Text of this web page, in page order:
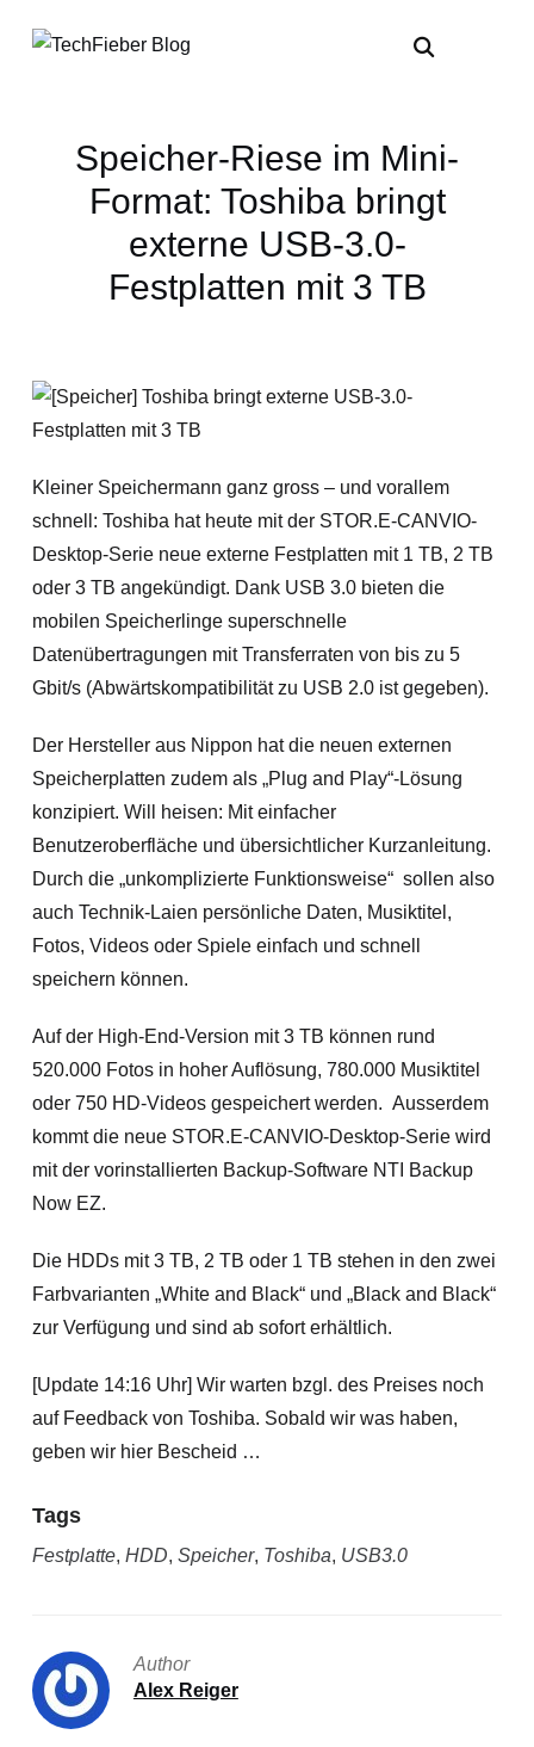
Speicher-Riese im Mini-
Format: Toshiba bringt
externe USB-3.0-
Festplatten mit 3 TB
Kleiner Speichermann ganz gross – und vorallem
schnell: Toshiba hat heute mit der STOR.E-CANVIO-
Desktop-Serie neue externe Festplatten mit 1 TB, 2 TB
oder 3 TB angekündigt. Dank USB 3.0 bieten die
mobilen Speicherlinge superschnelle
Datenübertragungen mit Transferraten von bis zu 5
Gbit/s (Abwärtskompatibilität zu USB 2.0 ist gegeben).
Der Hersteller aus Nippon hat die neuen externen
Speicherplatten zudem als „Plug and Play“-Lösung
konzipiert. Will heisen: Mit einfacher
Benutzeroberfläche und übersichtlicher Kurzanleitung.
Durch die „unkomplizierte Funktionsweise“ sollen also
auch Technik-Laien persönliche Daten, Musiktitel,
Fotos, Videos oder Spiele einfach und schnell
speichern können.
Auf der High-End-Version mit 3 TB können rund
520.000 Fotos in hoher Auflösung, 780.000 Musiktitel
oder 750 HD-Videos gespeichert werden. Ausserdem
kommt die neue STOR.E-CANVIO-Desktop-Serie wird
mit der vorinstallierten Backup-Software NTI Backup
Now EZ.
Die HDDs mit 3 TB, 2 TB oder 1 TB stehen in den zwei
Farbvarianten „White and Black“ und „Black and Black“
zur Verfügung und sind ab sofort erhältlich.
[Update 14:16 Uhr] Wir warten bzgl. des Preises noch
auf Feedback von Toshiba. Sobald wir was haben,
geben wir hier Bescheid …
Tags
Festplatte, HDD, Speicher, Toshiba, USB3.0
Author
Alex Reiger